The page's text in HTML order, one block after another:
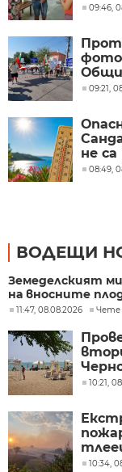
09:46,
09:21,
не са
08:49,
ВОДЕЩИ
Земеделският
на вносните
11:47, 08.08.2026 Чете
10:21,
10:34,